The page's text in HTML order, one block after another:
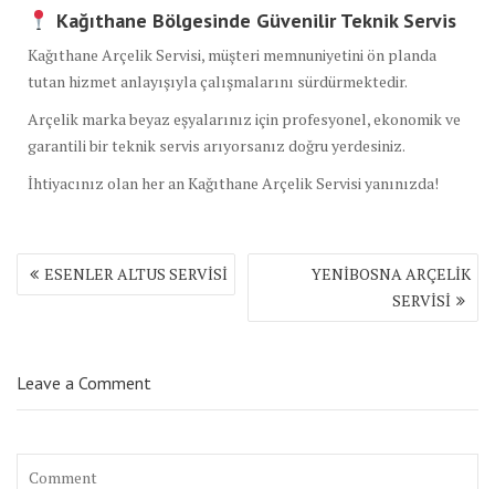
Kağıthane Bölgesinde Güvenilir Teknik Servis
Kağıthane Arçelik Servisi, müşteri memnuniyetini ön planda
tutan hizmet anlayışıyla çalışmalarını sürdürmektedir.
Arçelik marka beyaz eşyalarınız için profesyonel, ekonomik ve
garantili bir teknik servis arıyorsanız doğru yerdesiniz.
İhtiyacınız olan her an Kağıthane Arçelik Servisi yanınızda!
Yazı
gezinmesi
ESENLER ALTUS SERVİSİ
YENİBOSNA ARÇELİK
SERVİSİ
Leave a Comment